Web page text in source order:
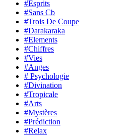
#Esprits
#Sans Cb
#Trois De Coupe
#Darakaraka
#Elements
#Chiffres
#Vies
#Anges
# Psychologie
#Divination
#Tropicale
#Arts
#Mystères
#Prédiction
#Relax